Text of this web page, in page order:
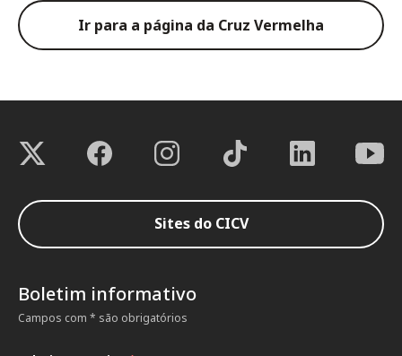
Ir para a página da Cruz Vermelha
Sites do CICV
Boletim informativo
Campos com * são obrigatórios